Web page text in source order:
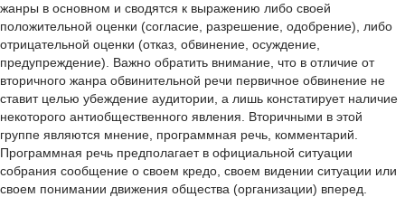
жанры в основном и сводятся к выражению либо своей
положительной оценки (согласие, разрешение, одобрение), либо
отрицательной оценки (отказ, обвинение, осуждение,
предупреждение). Важно обратить внимание, что в отличие от
вторичного жанра обвинительной речи первичное обвинение не
ставит целью убеждение аудитории, а лишь констатирует наличие
некоторого антиобщественного явления. Вторичными в этой
группе являются мнение, программная речь, комментарий.
Программная речь предполагает в официальной ситуации
собрания сообщение о своем кредо, своем видении ситуации или
своем понимании движения общества (организации) вперед.